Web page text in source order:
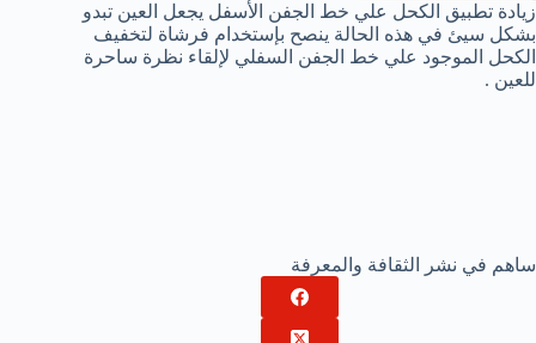
زيادة تطبيق الكحل علي خط الجفن الأسفل يجعل العين تبدو
بشكل سيئ في هذه الحالة ينصح بإستخدام فرشاة لتخفيف
الكحل الموجود علي خط الجفن السفلي لإلقاء نظرة ساحرة
للعين .
ساهم في نشر الثقافة والمعرفة